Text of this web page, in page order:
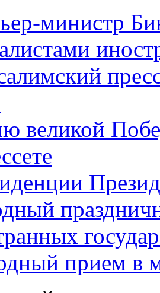
министр
великой
прием в